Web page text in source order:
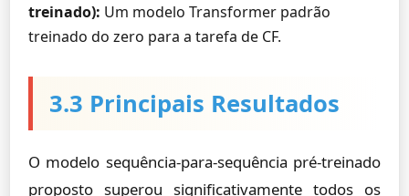
treinado): Um modelo Transformer padrão
treinado do zero para a tarefa de CF.
3.3 Principais Resultados
O modelo sequência-para-sequência pré-treinado
proposto superou significativamente todos os